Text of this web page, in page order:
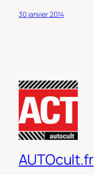
30 janvier 2014
AUTOcult.fr